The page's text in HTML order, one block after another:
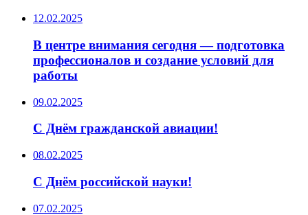
12.02.2025
В центре внимания сегодня — подготовка
профессионалов и создание условий для
работы
09.02.2025
С Днём гражданской авиации!
08.02.2025
С Днём российской науки!
07.02.2025